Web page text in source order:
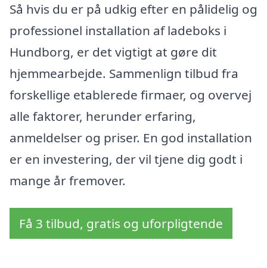
Så hvis du er på udkig efter en pålidelig og
professionel installation af ladeboks i
Hundborg, er det vigtigt at gøre dit
hjemmearbejde. Sammenlign tilbud fra
forskellige etablerede firmaer, og overvej
alle faktorer, herunder erfaring,
anmeldelser og priser. En god installation
er en investering, der vil tjene dig godt i
mange år fremover.
Få 3 tilbud, gratis og uforpligtende